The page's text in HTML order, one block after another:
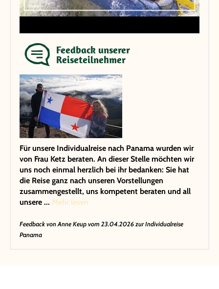
Feedback unserer
Reiseteilnehmer
Für unsere Individualreise nach Panama wurden wir
von Frau Ketz beraten. An dieser Stelle möchten wir
uns noch einmal herzlich bei ihr bedanken: Sie hat
die Reise ganz nach unseren Vorstellungen
zusammengestellt, uns kompetent beraten und all
unsere ... Mehr lesen
Feedback vonAnne Keupvom 23.04.2026 zur Individualreise
Panama